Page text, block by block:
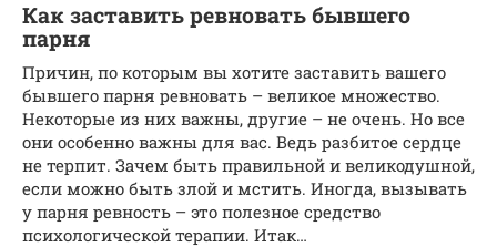
Как заставить ревновать бывшего
парня
Причин, по которым вы хотите заставить вашего
бывшего парня ревновать – великое множество.
Некоторые из них важны, другие – не очень. Но все
они особенно важны для вас. Ведь разбитое сердце
не терпит. Зачем быть правильной и великодушной,
если можно быть злой и мстить. Иногда, вызывать
у парня ревность – это полезное средство
психологической терапии. Итак…